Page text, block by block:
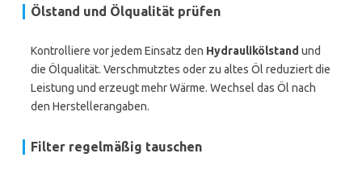
Ölstand und Ölqualität prüfen
Kontrolliere vor jedem Einsatz den Hydraulikölstand und
die Ölqualität. Verschmutztes oder zu altes Öl reduziert die
Leistung und erzeugt mehr Wärme. Wechsel das Öl nach
den Herstellerangaben.
Filter regelmäßig tauschen